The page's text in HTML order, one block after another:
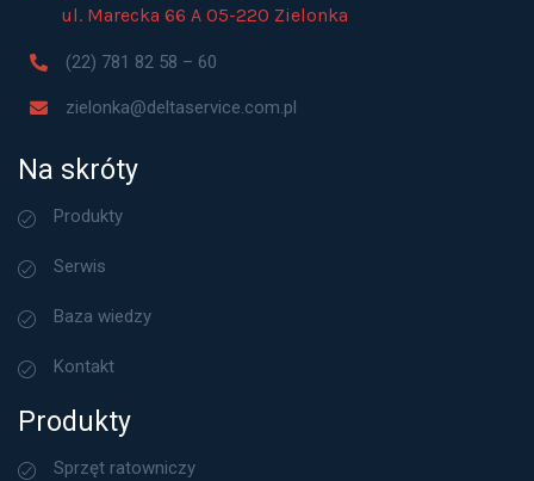
ul. Marecka 66 A 05-220 Zielonka
(22) 781 82 58 – 60
zielonka@deltaservice.com.pl
Na skróty
Produkty
Serwis
Baza wiedzy
Kontakt
Produkty
Sprzęt ratowniczy